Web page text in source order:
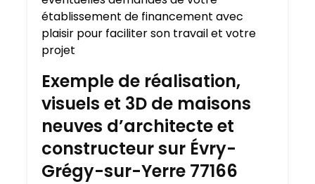
établissement de financement avec
plaisir pour faciliter son travail et votre
projet
Exemple de réalisation,
visuels et 3D de maisons
neuves d’architecte et
constructeur sur Évry-
Grégy-sur-Yerre 77166